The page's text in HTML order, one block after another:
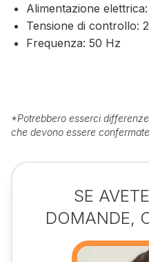
Alimentazione
Tensione di controllo:
Frequenza: 50 Hz
*Potrebbero esserci
che devono essere
SE
DOMANDE,